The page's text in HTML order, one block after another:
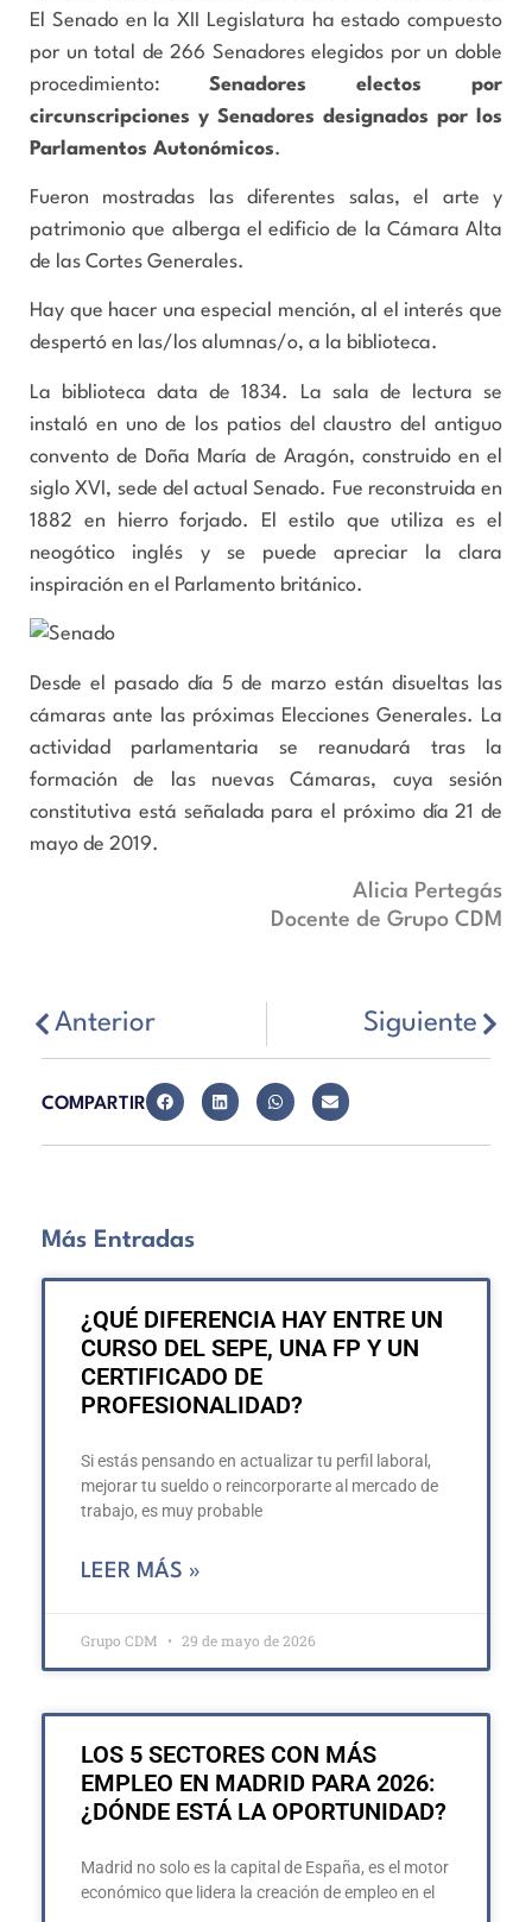
El Senado en la XII Legislatura ha estado compuesto
por un total de 266 Senadores elegidos por un doble
procedimiento: Senadores electos por
circunscripciones y Senadores designados por los
Parlamentos Autonómicos.
Fueron mostradas las diferentes salas, el arte y
patrimonio que alberga el edificio de la Cámara Alta
de las Cortes Generales.
Hay que hacer una especial mención, al el interés que
despertó en las/los alumnas/o, a la biblioteca.
La biblioteca data de 1834. La sala de lectura se
instaló en uno de los patios del claustro del antiguo
convento de Doña María de Aragón, construido en el
siglo XVI, sede del actual Senado. Fue reconstruida en
1882 en hierro forjado. El estilo que utiliza es el
neogótico inglés y se puede apreciar la clara
inspiración en el Parlamento británico.
Desde el pasado día 5 de marzo están disueltas las
cámaras ante las próximas Elecciones Generales. La
actividad parlamentaria se reanudará tras la
formación de las nuevas Cámaras, cuya sesión
constitutiva está señalada para el próximo día 21 de
mayo de 2019.
Alicia Pertegás
Docente de Grupo CDM
Anterior Siguiente
COMPARTIR
Más Entradas
¿QUÉ DIFERENCIA HAY ENTRE UN
CURSO DEL SEPE, UNA FP Y UN
CERTIFICADO DE
PROFESIONALIDAD?
Si estás pensando en actualizar tu perfil laboral,
mejorar tu sueldo o reincorporarte al mercado de
trabajo, es muy probable
LEER MÁS »
Grupo CDM 29 de mayo de 2026
LOS 5 SECTORES CON MÁS
EMPLEO EN MADRID PARA 2026:
¿DÓNDE ESTÁ LA OPORTUNIDAD?
Madrid no solo es la capital de España, es el motor
económico que lidera la creación de empleo en el